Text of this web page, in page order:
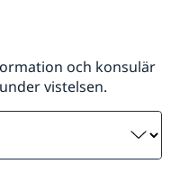
och konsulär
vistelsen.